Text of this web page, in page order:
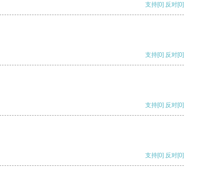
支持[0] 反对[0]
支持[0] 反对[0]
支持[0] 反对[0]
支持[0] 反对[0]